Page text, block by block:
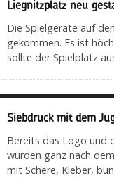
Liegnitzplatz neu
Die Spielgeräte auf
gekommen. Es ist
sollte der Spielplatz
Siebdruck mit dem
Bereits das Logo und
wurden ganz nach
mit Schere, Kleber,